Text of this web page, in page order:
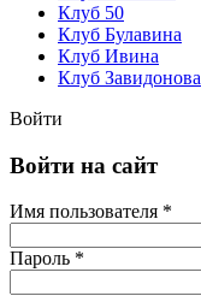
Клуб 50
Клуб Булавина
Клуб Ивина
Клуб Завидонова
Войти
Войти на сайт
Имя пользователя *
Пароль *